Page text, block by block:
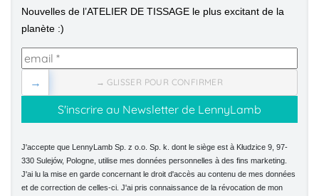
Nouvelles de l’ATELIER DE TISSAGE le plus excitant de la
planète :)
→ GLISSER POUR CONFIRMER
→
J'accepte que LennyLamb Sp. z o.o. Sp. k. dont le siège est à Kłudzice 9, 97-
330 Sulejów, Pologne, utilise mes données personnelles à des fins marketing.
J'ai lu la mise en garde concernant le droit d'accès au contenu de mes données
et de correction de celles-ci. J'ai pris connaissance de la révocation de mon